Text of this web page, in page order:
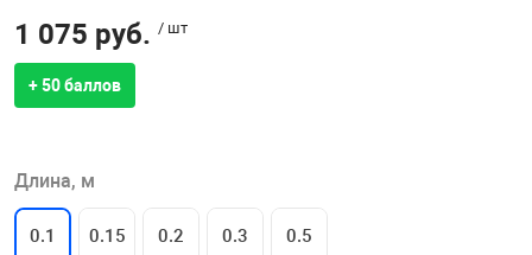
1 075 руб. / шт
+ 50 баллов
Длина, м
0.1 0.15 0.2 0.3 0.5